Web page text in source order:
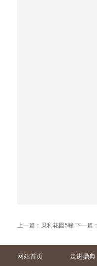
上一篇： 贝利花园5幢 下一篇：
网站首页 走进鼎典